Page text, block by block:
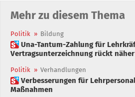
Mehr zu diesem Thema
Politik » Bildung
 Una-Tantum-Zahlung für Lehrkräfte:
Vertragsunterzeichnung rückt näher
Politik » Verhandlungen
 Verbesserungen für Lehrpersonal: Land will schnelle
Maßnahmen